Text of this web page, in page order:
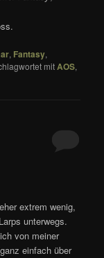
, Fantasy,
mitAOS,
extrem wenig,
unterwegs.
von meiner
einfach über